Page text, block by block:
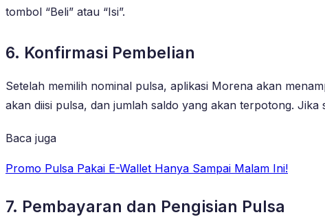
tombol “Beli” atau “Isi”.
6. Konfirmasi Pembelian
Setelah memilih nominal pulsa, aplikasi Morena akan
akan diisi pulsa, dan jumlah saldo yang akan terpotong.
Baca juga
Promo Pulsa Pakai E-Wallet Hanya Sampai Malam Ini!
7. Pembayaran dan Pengisian Pulsa